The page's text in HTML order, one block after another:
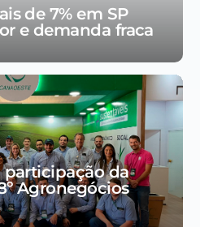
de 7% em SP
e demanda fraca
participação da
Agronegócios